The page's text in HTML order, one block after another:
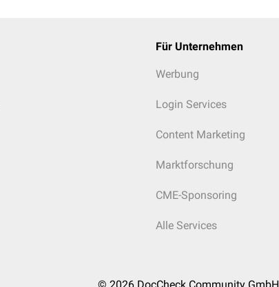
Für Unternehmen
Werbung
Login Services
Content Marketing
Marktforschung
CME-Sponsoring
Alle Services